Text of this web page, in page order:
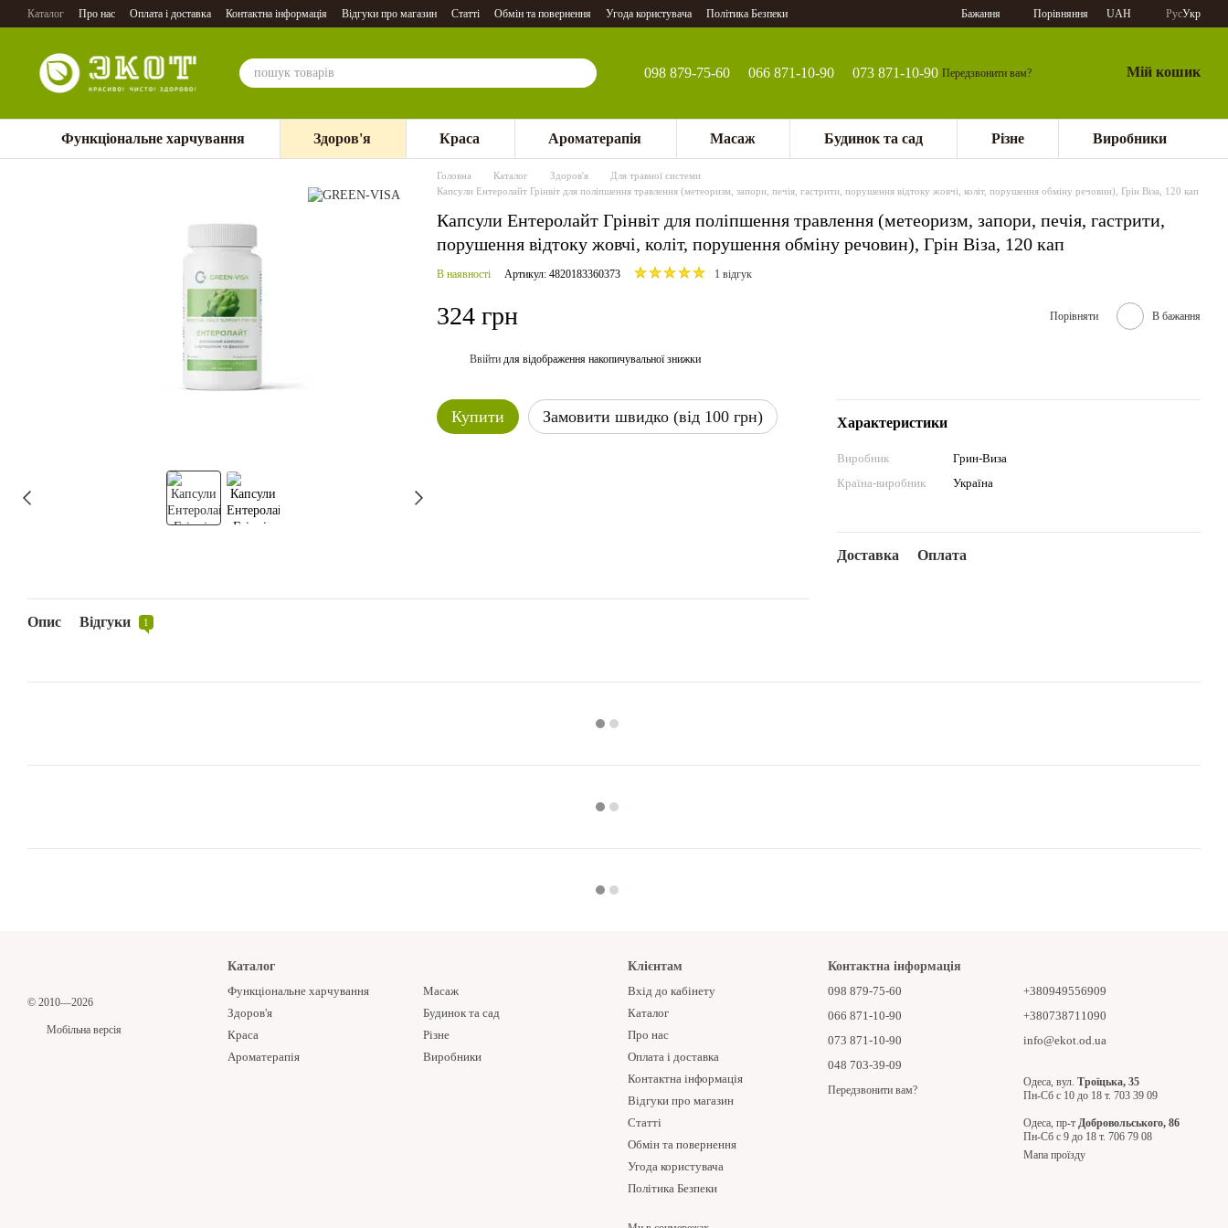
Перейти до основного контенту
Каталог Про нас Оплата і доставка Контактна інформація Відгуки про магазин Статті Обмін та повернення Угода користувача Політика Безпеки Бажання Порівняння UAH РусУкр
098 879-75-60 066 871-10-90 073 871-10-90 Передзвонити вам? Мій кошик
Функціональне харчування Здоров'я Краса Ароматерапія Масаж Будинок та сад Різне Виробники
Головна Каталог Здоров'я
Для травної системи
Капсули Ентеролайт Грінвіт для поліпшення травлення (метеоризм, запори, печія, гастрити, порушення відтоку жовчі, коліт, порушення обміну речовин), Грін Віза, 120 кап
Капсули Ентеролайт Грінвіт для поліпшення травлення (метеоризм, запори, печія, гастрити,
порушення відтоку жовчі, коліт, порушення обміну речовин), Грін Віза, 120 кап
В наявності Артикул: 4820183360373 1 відгук
324 грн Порівняти В бажання
Ввійти для відображення накопичувальної знижки
Купити Замовити швидко (від 100 грн) Характеристики
Виробник
Грин-Виза
Країна-виробник
Україна
Доставка Оплата
Опис Відгуки 1
© 2010—2026
Мобільна версія
Каталог
Функціональне харчування
Здоров'я
Краса
Ароматерапія
Масаж
Будинок та сад
Різне
Виробники
Клієнтам
Вхід до кабінету
Каталог
Про нас
Оплата і доставка
Контактна інформація
Відгуки про магазин
Статті
Обмін та повернення
Угода користувача
Політика Безпеки
Контактна інформація
098 879-75-60
066 871-10-90
073 871-10-90
048 703-39-09
Передзвонити вам?
+380949556909
+380738711090
info@ekot.od.ua
Одеса, вул. Троїцька, 35
Пн-Сб с 10 до 18 т. 703 39 09
Одеса, пр-т Добровольського, 86
Пн-Сб с 9 до 18 т. 706 79 08
Мапа проїзду